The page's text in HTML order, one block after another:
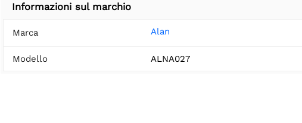
Informazioni sul marchio
Marca Alan
Modello ALNA027